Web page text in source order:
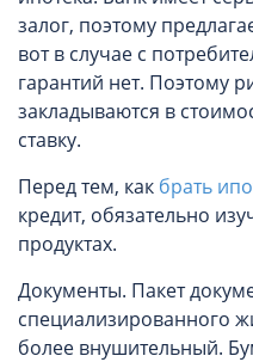
залог, поэтому
вот в случае с
гарантий нет. Поэтому
закладываются в
ставку.
Перед тем, как брать
кредит, обязательно
продуктах.
Документы. Пакет
специализированного
более внушительный.